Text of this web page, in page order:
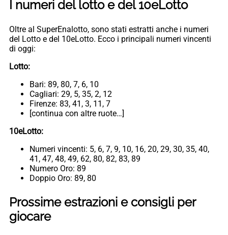
I numeri del lotto e del 10eLotto
Oltre al SuperEnalotto, sono stati estratti anche i numeri
del Lotto e del 10eLotto. Ecco i principali numeri vincenti
di oggi:
Lotto:
Bari: 89, 80, 7, 6, 10
Cagliari: 29, 5, 35, 2, 12
Firenze: 83, 41, 3, 11, 7
[continua con altre ruote…]
10eLotto:
Numeri vincenti: 5, 6, 7, 9, 10, 16, 20, 29, 30, 35, 40,
41, 47, 48, 49, 62, 80, 82, 83, 89
Numero Oro: 89
Doppio Oro: 89, 80
Prossime estrazioni e consigli per
giocare